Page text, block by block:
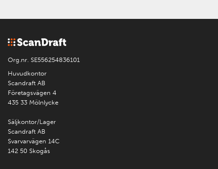
Org.nr. SE556254836101
Huvudkontor
Scandraft AB
Företagsvägen 4
435 33 Mölnlycke
Säljkontor/Lager
Scandraft AB
Svarvarvägen 14C
142 50 Skogås